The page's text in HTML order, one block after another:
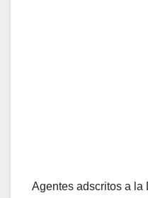
Agentes adscritos a la